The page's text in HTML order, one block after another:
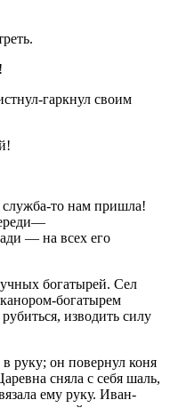
гаркнул своим
то нам пришла!
— на всех его
богатырей. Сел
богатырем
изводить силу
руку; он повернул коня
сняла с себя шаль,
ему руку. Иван-